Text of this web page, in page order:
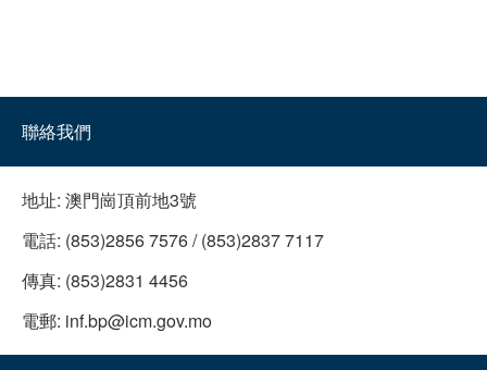
聯絡我們
地址: 澳門崗頂前地3號
電話: (853)2856 7576 / (853)2837 7117
傳真: (853)2831 4456
電郵: inf.bp@icm.gov.mo